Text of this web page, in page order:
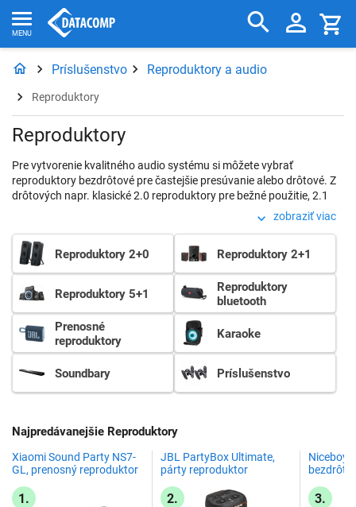
Príslušenstvo Reproduktory a audio
Reproduktory
Reproduktory
Pre vytvorenie kvalitného audio systému si môžete vybrať
reproduktory bezdrôtové pre častejšie presúvanie alebo drôtové. Z
drôtových napr. klasické 2.0 reproduktory pre bežné použitie, 2.1
doplnené subwooferom pre reprodukciu hlbokých tónov pre viac
zvuku a zážitok ako z uprostred diania.
zobraziť viac
Reproduktory 2+0 Reproduktory 2+1
Reproduktory 5+1
Reproduktory
bluetooth
Prenosné
reproduktory
Karaoke
Soundbary Príslušenstvo
Najpredávanejšie Reproduktory
1.
Xiaomi Sound Party NS7-
GL, prenosný reproduktor
2.
JBL PartyBox Ultimate,
párty reproduktor
3.
Niceboy